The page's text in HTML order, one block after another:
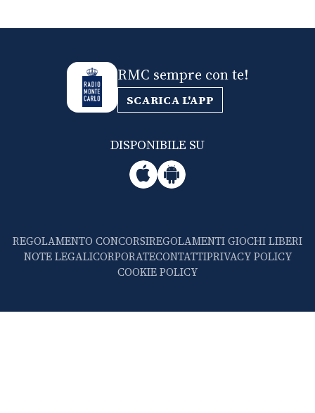
RMC sempre con te!
SCARICA L'APP
DISPONIBILE SU
REGOLAMENTO CONCORSIREGOLAMENTI GIOCHI LIBERI
NOTE LEGALICORPORATECONTATTIPRIVACY POLICY
COOKIE POLICY